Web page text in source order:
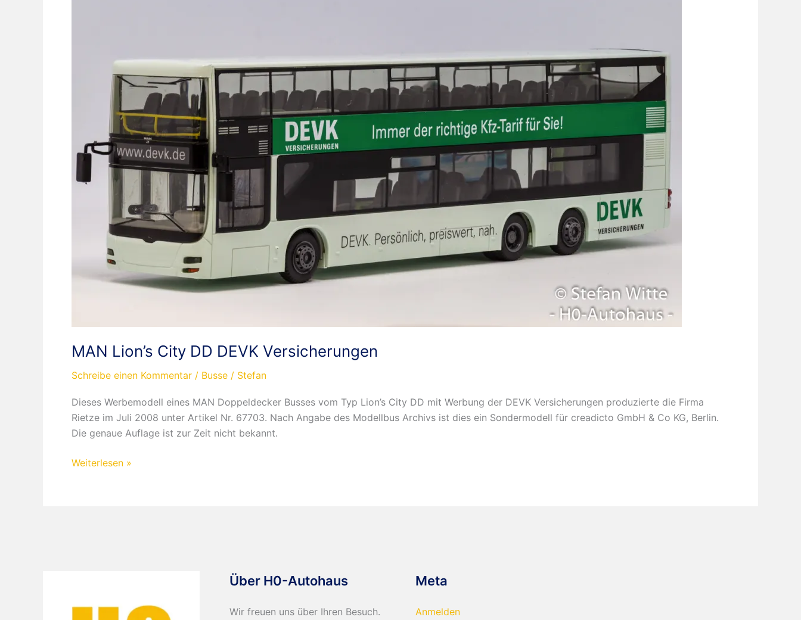
MAN Lion’s City DD DEVK Versicherungen
Schreibe einen Kommentar / Busse / Stefan
Dieses Werbemodell eines MAN Doppeldecker Busses vom Typ Lion’s City DD mit Werbung der DEVK Versicherungen produzierte die Firma
Rietze im Juli 2008 unter Artikel Nr. 67703. Nach Angabe des Modellbus Archivs ist dies ein Sondermodell für creadicto GmbH & Co KG, Berlin.
Die genaue Auflage ist zur Zeit nicht bekannt.
MAN
Weiterlesen »
Über H0-Autohaus
Wir freuen uns über Ihren Besuch.
Meta
Anmelden